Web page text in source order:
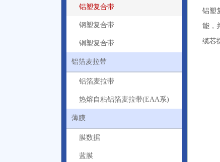
铝塑复合带
钢塑复合带
铜塑复合带
铝箔麦拉带
铝箔麦拉带
热熔自粘铝箔麦拉带(EAA系)
薄膜
膜数据
蓝膜
铝塑
能，
缆芯